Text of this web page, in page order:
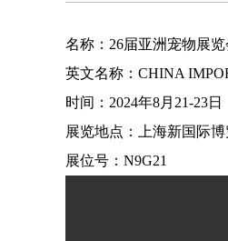
名称：26届亚洲宠物展览
英文名称：CHINA
时间：2024年8月21-23
展览地点：上海新国际博
展位号：N9G21